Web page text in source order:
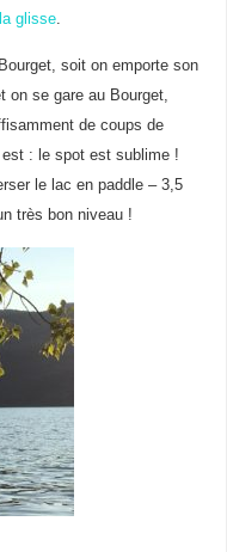
glisse.
soit on emporte son
on se gare au Bourget,
de coups de
est : le spot est sublime !
le lac en paddle – 3,5
très bon niveau !